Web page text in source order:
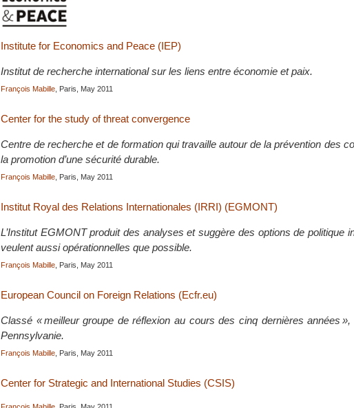
Institute for Economics and Peace (IEP)
Institut de recherche international sur les liens entre économie et paix.
François Mabille , Paris, May 2011
Center for the study of threat convergence
Centre de recherche et de formation qui travaille autour de la prévention des
la promotion d’une sécurité durable.
François Mabille , Paris, May 2011
Institut Royal des Relations Internationales (IRRI) (EGMONT)
L’Institut EGMONT produit des analyses et suggère des options de politique
veulent aussi opérationnelles que possible.
François Mabille , Paris, May 2011
European Council on Foreign Relations (Ecfr.eu)
Classé « meilleur groupe de réflexion au cours des cinq dernières années »,
Pennsylvanie.
François Mabille , Paris, May 2011
Center for Strategic and International Studies (CSIS)